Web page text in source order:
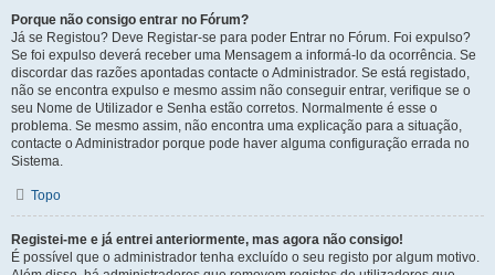
Porque não consigo entrar no Fórum?
Já se Registou? Deve Registar-se para poder Entrar no Fórum. Foi expulso?
Se foi expulso deverá receber uma Mensagem a informá-lo da ocorrência. Se
discordar das razões apontadas contacte o Administrador. Se está registado,
não se encontra expulso e mesmo assim não conseguir entrar, verifique se o
seu Nome de Utilizador e Senha estão corretos. Normalmente é esse o
problema. Se mesmo assim, não encontra uma explicação para a situação,
contacte o Administrador porque pode haver alguma configuração errada no
Sistema.
Topo
Registei-me e já entrei anteriormente, mas agora não consigo!
É possível que o administrador tenha excluído o seu registo por algum motivo.